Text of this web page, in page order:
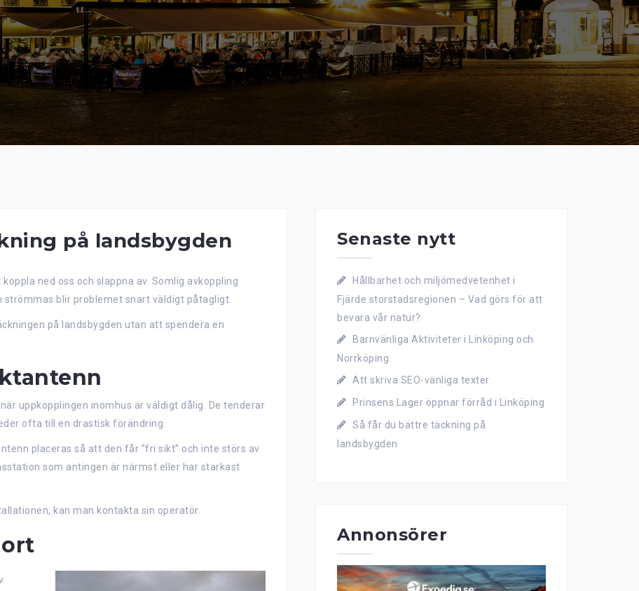
på landsbygden
ned oss och slappna av. Somlig avkoppling
blir problemet snart väldigt påtagligt.
på landsbygden utan att spendera en
uppkopplingen inomhus är väldigt dålig. De tenderar
ofta till en drastisk förändring.
placeras så att den får ”fri sikt” och inte störs av
som antingen är närmst eller har starkast
kan man kontakta sin operatör.
Senaste nytt
Hållbarhet och miljömedvetenhet i
Fjärde storstadsregionen – Vad görs för att
bevara vår natur?
Barnvänliga Aktiviteter i Linköping och
Norrköping
Att skriva SEO-vänliga texter
Prinsens Lager öppnar förråd i Linköping
Så får du bättre täckning på
landsbygden
Annonsörer